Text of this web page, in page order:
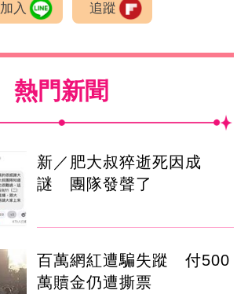
加入 追蹤
熱門新聞
新／肥大叔猝逝死因成
謎 團隊發聲了
百萬網紅遭騙失蹤 付500
萬贖金仍遭撕票